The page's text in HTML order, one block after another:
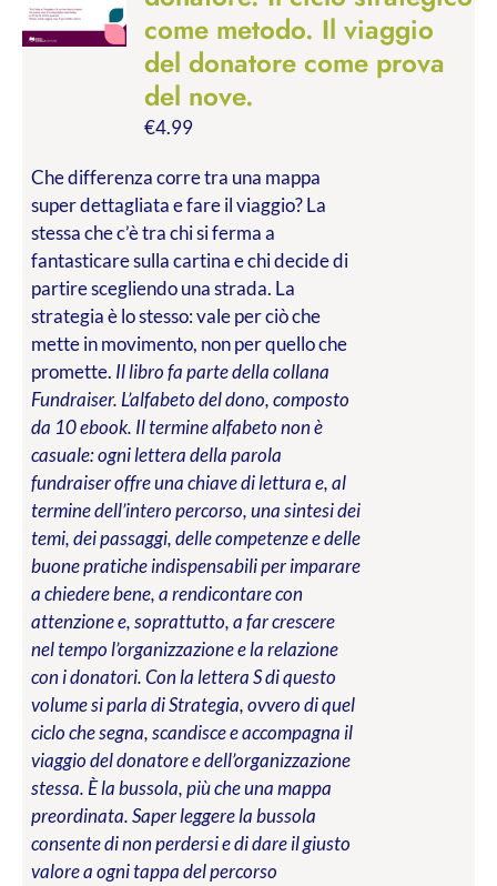
come metodo. Il viaggio
del donatore come prova
del nove.
€4.99
Che differenza corre tra una mappa
super dettagliata e fare il viaggio? La
stessa che c’è tra chi si ferma a
fantasticare sulla cartina e chi decide di
partire scegliendo una strada. La
strategia è lo stesso: vale per ciò che
mette in movimento, non per quello che
promette. Il libro fa parte della collana
Fundraiser. L’alfabeto del dono, composto
da 10 ebook. Il termine alfabeto non è
casuale: ogni lettera della parola
fundraiser offre una chiave di lettura e, al
termine dell’intero percorso, una sintesi dei
temi, dei passaggi, delle competenze e delle
buone pratiche indispensabili per imparare
a chiedere bene, a rendicontare con
attenzione e, soprattutto, a far crescere
nel tempo l’organizzazione e la relazione
con i donatori. Con la lettera S di questo
volume si parla di Strategia, ovvero di quel
ciclo che segna, scandisce e accompagna il
viaggio del donatore e dell’organizzazione
stessa. È la bussola, più che una mappa
preordinata. Saper leggere la bussola
consente di non perdersi e di dare il giusto
valore a ogni tappa del percorso